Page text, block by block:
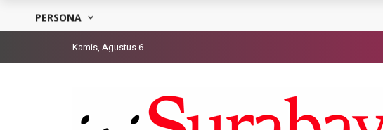
Kamis, Agustus 6
PERSONA